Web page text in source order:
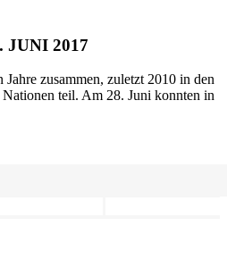
2017
zusammen, zuletzt 2010 in den
teil. Am 28. Juni konnten in